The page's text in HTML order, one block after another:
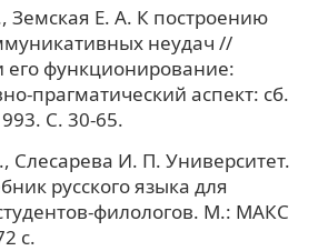
Земская Е. А. К построению
неудач //
его функционирование:
прагматический аспект: сб.
С. 30-65.
Слесарева И. П. Университет.
русского языка для
филологов. М.: МАКС
с.